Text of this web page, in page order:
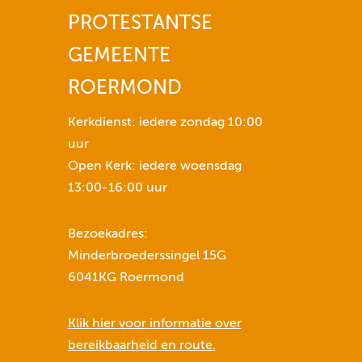
o
u
m
t
e
v
e
h
o
g
n
o
PROTESTANTSE
GEMEENTE
ROERMOND
Kerkdienst: iedere zondag 10:00
uur
Open Kerk: iedere woensdag
13:00-16:00 uur
Bezoekadres:
Minderbroederssingel 15G
6041KG Roermond
Klik hier voor informatie over
bereikbaarheid en route.